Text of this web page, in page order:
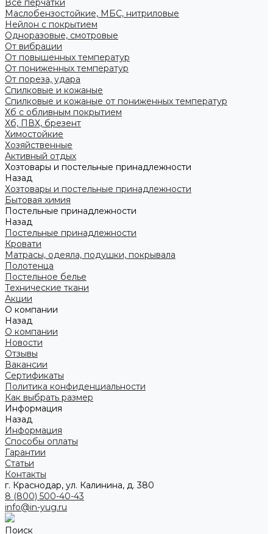
Все перчатки
Маслобензостойкие, МБС, нитриловые
Нейлон с покрытием
Одноразовые, смотровые
От вибрации
От повышенных температур
От пониженных температур
От пореза, удара
Спилковые и кожаные
Спилковые и кожаные от пониженных температур
Хб с обливным покрытием
Хб, ПВХ, брезент
Химостойкие
Хозяйственные
Активный отдых
Хозтовары и постельные принадлежности
Назад
Хозтовары и постельные принадлежности
Бытовая химия
Постельные принадлежности
Назад
Постельные принадлежности
Кровати
Матрасы, одеяла, подушки, покрывала
Полотенца
Постельное белье
Технические ткани
Акции
О компании
Назад
О компании
Новости
Отзывы
Вакансии
Сертификаты
Политика конфиденциальности
Как выбрать размер
Информация
Назад
Информация
Способы оплаты
Гарантии
Статьи
Контакты
г. Краснодар, ул. Калинина, д. 380
8 (800) 500-40-43
info@in-yug.ru
Поиск